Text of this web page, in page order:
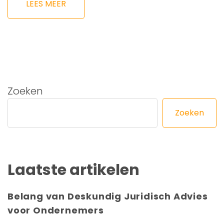
LEES MEER
Zoeken
Zoeken
Laatste artikelen
Belang van Deskundig Juridisch Advies
voor Ondernemers